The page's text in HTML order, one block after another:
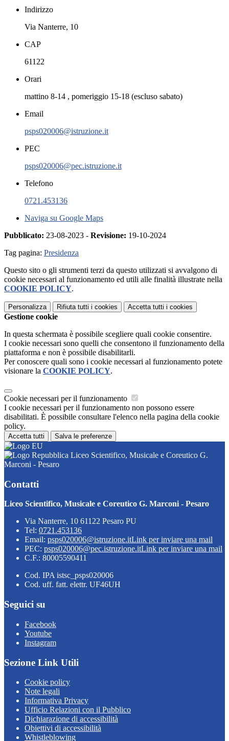
Indirizzo
Via Nanterre, 10
CAP
61122
Orari
mattino 8-14 , pomeriggio 15-18 (escluso sabato)
Email
psps020006@istruzione.it
PEC
psps020006@pec.istruzione.it
Telefono
0721.453136
Naviga su Google Maps
Pubblicato: 23-08-2023 - Revisione: 19-10-2024
Tag pagina: Presidenza
Questo sito o gli strumenti terzi da questo utilizzati si avvalgono di
cookie necessari al funzionamento ed utili alle finalità illustrate nella
COOKIE POLICY.
Personalizza Rifiuta tutti i cookies Accetta tutti i cookies
Gestione cookie
In questa schermata è possibile scegliere quali cookie consentire.
I cookie necessari sono quelli che consentono il funzionamento della
piattaforma e non è possibile disabilitarli.
Per conoscere quali sono i cookie necessari al funzionamento potete
visionare la COOKIE POLICY.
Cookie necessari per il funzionamento
I cookie necessari per il funzionamento non possono essere
disabilitati. È possibile consultare l'elenco nella pagina della cookie
policy.
Accetta tutti Salva le preferenze
Liceo Scientifico, Musicale e Coreutico G.
Marconi - Pesaro
Contatti
Liceo Scientifico, Musicale e Coreutico G. Marconi - Pesaro
Via Nanterre, 10 61122 Pesaro PU
Tel: 0721.453136
Email: psps020006@istruzione.itLink per inviare una mail
PEC: psps020006@pec.istruzione.itLink per inviare una mail
C.F.: 80005590411
Cod. IPA istsc_psps020006
Cod. uff. fatt. elettr. UF46UH
Seguici su
Facebook
Youtube
Instagram
Sezione Link Utili
Cookie policy
Note legali
Informativa Privacy
Ufficio Relazioni con il Pubblico
Dichiarazione di accessibilità
Obiettivi di accessibilità
Whistleblowing